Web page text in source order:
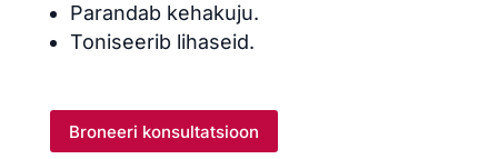
Parandab kehakuju.
Toniseerib lihaseid.
Broneeri konsultatsioon